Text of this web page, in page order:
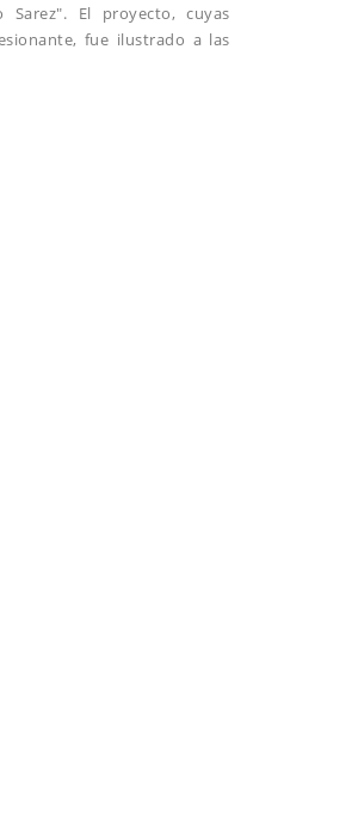
El proyecto, cuyas
fue ilustrado a las